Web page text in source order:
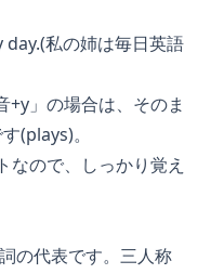
私の姉は毎日英語
」の場合は、そのま
(plays)。
なので、しっかり覚え
の代表です。三人称